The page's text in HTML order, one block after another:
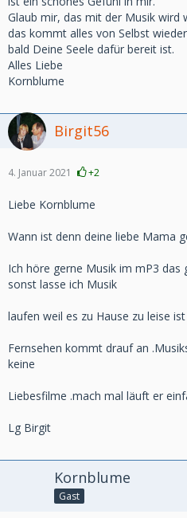
Glaub mir, das mit der Musik wird
das kommt alles von Selbst
bald Deine Seele dafür bereit ist.
Alles Liebe
Kornblume
Birgit56
4. Januar 2021 +2
Liebe Kornblume
Wann ist denn deine liebe Mama
Ich höre gerne Musik im mP3 das
sonst lasse ich Musik
laufen weil es zu Hause zu leise
Fernsehen kommt drauf an
keine
Liebesfilme .mach mal läuft er
Lg Birgit
Kornblume
Gast